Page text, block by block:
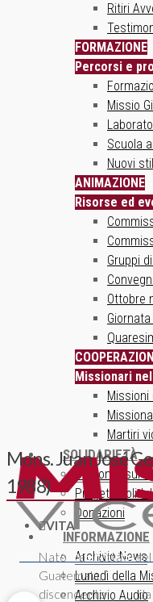
Ritiri
FORMAZIONE
Percorsi e
Missio
Scuola
Nuovi
ANIMAZIONE
Risorse ed
Gruppi
Ottobre
Missionari
Martiri
SOLIDARIETÀ
Un ponte sul
Progetti
Donazioni
INFORMAZIONE
Archivio News
Lunedì della
Archivio Audio
ISCRIZIONE
Mons. Juan José
1988)
VITA
Nato a città del
Guatemala,
discendente da